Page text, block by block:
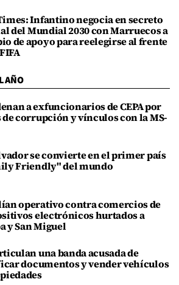
Infantino negocia en secreto
del Mundial 2030 con Marruecos a
de apoyo para reelegirse al frente
AÑO
a exfuncionarios de CEPA por
de corrupción y vínculos con la MS-
se convierte en el primer país
Friendly" del mundo
operativo contra comercios de
electrónicos hurtados a
y San Miguel
una banda acusada de
documentos y vender vehículos